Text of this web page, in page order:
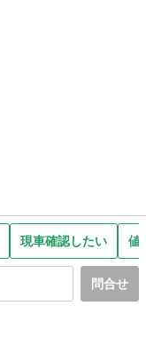
現車確認したい 値
問合せ